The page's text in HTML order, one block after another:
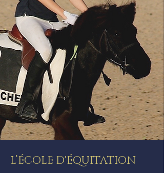
L’ÉCOLE D'ÉQUITATION